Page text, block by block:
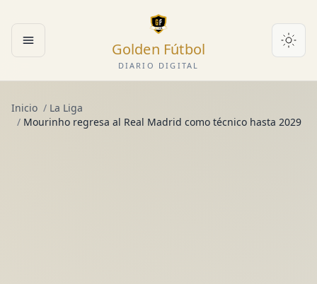
Abrir menú Golden Fútbol
DIARIO DIGITAL
Inicio / La Liga
/ Mourinho regresa al Real Madrid como técnico hasta 2029